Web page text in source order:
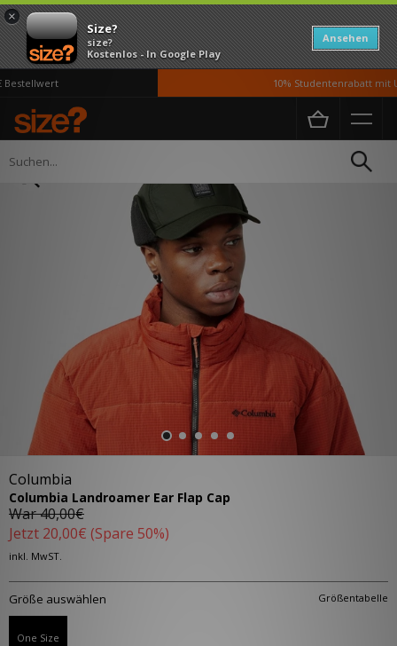
×
Size?
size?
Kostenlos - In Google Play
Ansehen
10% Studentenrabatt mit
Home Damen
Columbia
Columbia Landroamer Ear Flap Cap
War40,00€
Jetzt 20,00€ (Spare 50%)
inkl. MwST.
Größentabelle
Größe auswählen
One Size